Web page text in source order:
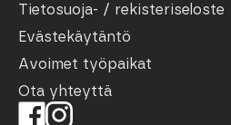
Tietosuoja- / rekisteriseloste
Evästekäytäntö
Avoimet työpaikat
Ota yhteyttä